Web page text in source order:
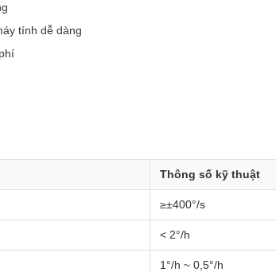
tính dễ dàng
Thông số kỹ thuật
≥±400°/s
< 2°/h
1°/h ~ 0,5°/h